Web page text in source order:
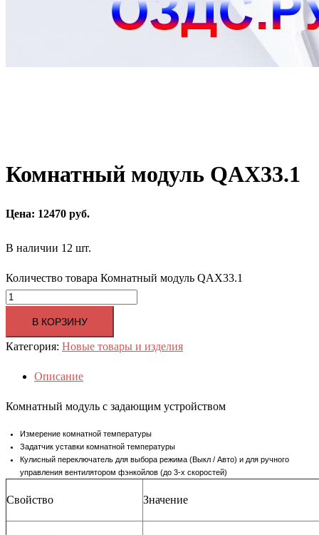
Комнатный модуль QAX33.1
Цена: 12470 руб.
В наличии 12 шт.
Количество товара Комнатный модуль QAX33.1
В КОРЗИНУ
Категория: Новые товары и изделия
Описание
Комнатный модуль с задающим устройством
Измерение комнатной температуры
Задатчик уставки комнатной температуры
Кулисный переключатель для выбора режима (Выкл / Авто) и для ручного
управления вентилятором фэнкойлов (до 3-х скоростей)
Свойство Значение